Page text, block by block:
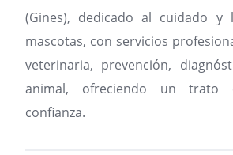
(Gines), dedicado al cuidado y
mascotas, con servicios
veterinaria, prevención,
animal, ofreciendo un trato
confianza.